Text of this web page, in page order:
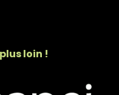
loin !